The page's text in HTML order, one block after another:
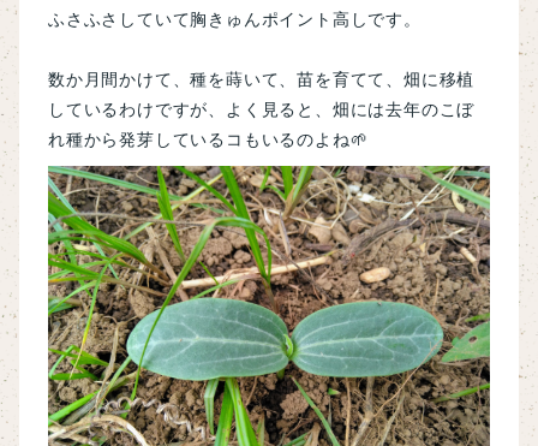
ふさふさしていて胸きゅんポイント高しです。
数か月間かけて、種を蒔いて、苗を育てて、畑に移植
しているわけですが、よく見ると、畑には去年のこぼ
れ種から発芽しているコもいるのよね🌱